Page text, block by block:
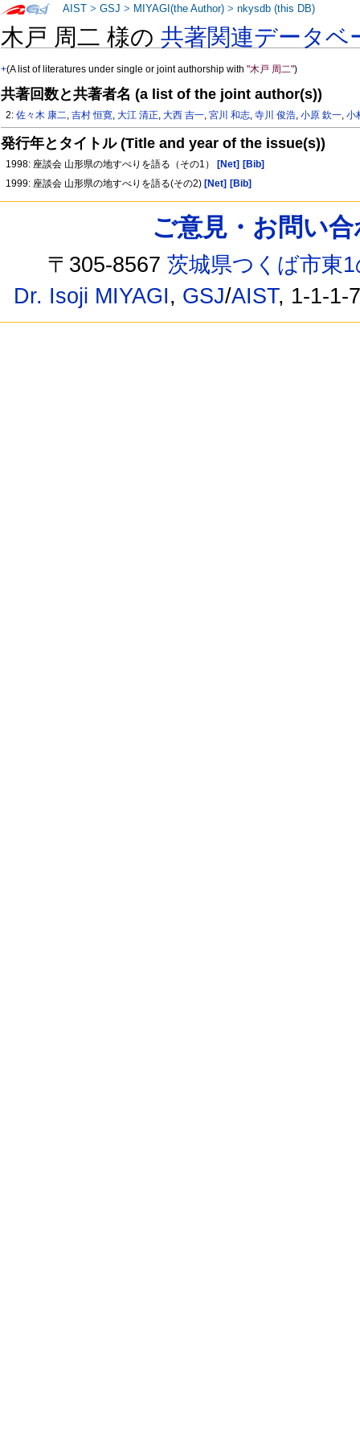
木戸 周二 様の共著関連データベ
+(A list of literatures under single or joint authorship with"木戸 周二")
共著回数と共著者名 (a list of the joint author(s))
2:佐々木 康二,吉村 恒寛,大江 清正,大西 吉一,宮川 和志,寺川 俊浩,小原 欽一,小
発行年とタイトル (Title and year of the issue(s))
1998: 座談会 山形県の地すべりを語る（その1） [Net] [Bib]
1999: 座談会 山形県の地すべりを語る(その2) [Net] [Bib]
AIST >GSJ > MIYAGI(the Author) >nkysdb (this DB)
ご意見・お問い
〒305-8567茨城県つくば市東
Dr. Isoji MIYAGI, GSJ/AIST, 1-1-1-